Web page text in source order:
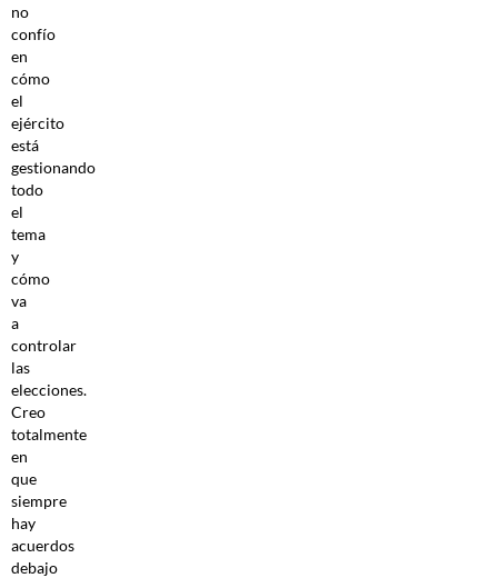
no
confío
en
cómo
el
ejército
está
gestionando
todo
el
tema
y
cómo
va
a
controlar
las
elecciones.
Creo
totalmente
en
que
siempre
hay
acuerdos
debajo